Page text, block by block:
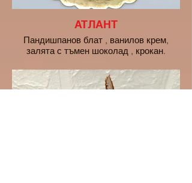
АТЛАНТ
Пандишпанов блат , ванилов крем,
залята с тъмен шоколад , крокан.
16 ПОРЦИИ - 28euro